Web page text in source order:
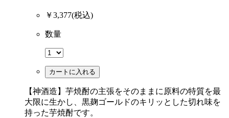
￥3,377(税込)
数量
カートに入れる
【神酒造】芋焼酎の主張をそのままに原料の特質を最
大限に生かし、黒麹ゴールドのキリッとした切れ味を
持った芋焼酎です。